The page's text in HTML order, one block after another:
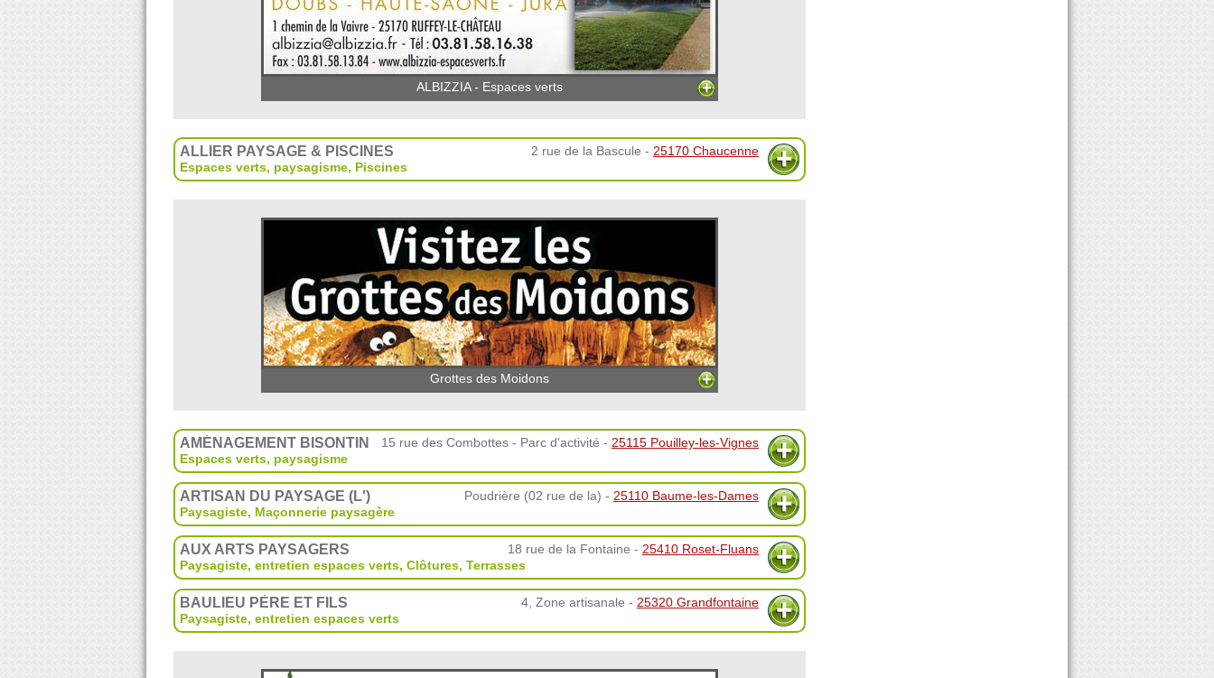
ALBIZZIA - Espaces verts
ALLIER PAYSAGE & PISCINES 2 rue de la Bascule - 25170 Chaucenne
Espaces verts, paysagisme, Piscines
Grottes des Moidons
AMÉNAGEMENT BISONTIN 15 rue des Combottes - Parc d'activité - 25115 Pouilley-les-Vignes
Espaces verts, paysagisme
ARTISAN DU PAYSAGE (L') Poudrière (02 rue de la) - 25110 Baume-les-Dames
Paysagiste, Maçonnerie paysagère
AUX ARTS PAYSAGERS 18 rue de la Fontaine - 25410 Roset-Fluans
Paysagiste, entretien espaces verts, Clôtures, Terrasses
BAULIEU PÈRE ET FILS 4, Zone artisanale - 25320 Grandfontaine
Paysagiste, entretien espaces verts